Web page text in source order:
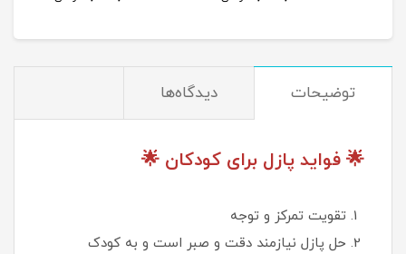
توضیحات دیدگاه‌ها
🌟 فواید پازل برای کودکان 🌟
تقویت تمرکز و توجه
حل پازل نیازمند دقت و صبر است و به کودک